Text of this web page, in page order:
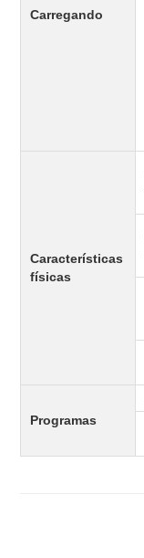
Carregando
Características
físicas
Programas